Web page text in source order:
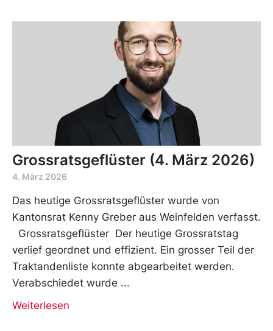
Grossratsgeflüster (4. März 2026)
4. März 2026
Das heutige Grossratsgeflüster wurde von
Kantonsrat Kenny Greber aus Weinfelden verfasst.
Grossratsgeflüster Der heutige Grossratstag
verlief geordnet und effizient. Ein grosser Teil der
Traktandenliste konnte abgearbeitet werden.
Verabschiedet wurde
Weiterlesen